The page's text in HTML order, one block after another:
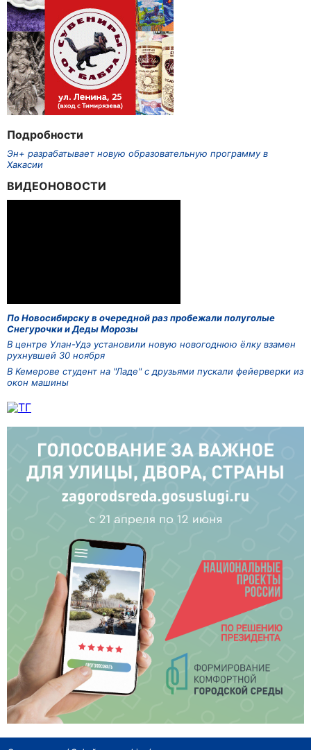
Подробности
Эн+ разрабатывает новую образовательную программу в
Хакасии
ВИДЕОНОВОСТИ
По Новосибирску в очередной раз пробежали полуголые
Снегурочки и Деды Морозы
В центре Улан-Удэ установили новую новогоднюю ёлку взамен
рухнувшей 30 ноября
В Кемерове студент на "Ладе" с друзьями пускали фейерверки из
окон машины